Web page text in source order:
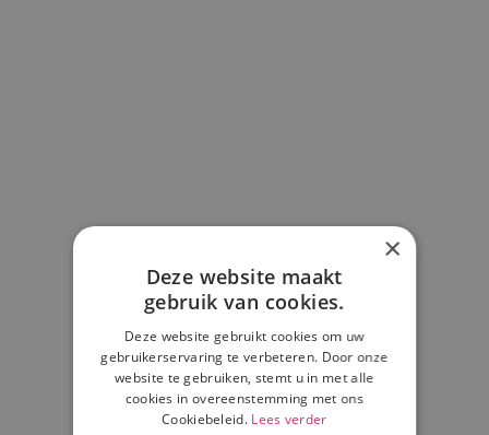
×
Deze website maakt
gebruik van cookies.
Deze website gebruikt cookies om uw
gebruikerservaring te verbeteren. Door onze
website te gebruiken, stemt u in met alle
cookies in overeenstemming met ons
Cookiebeleid. Lees verder